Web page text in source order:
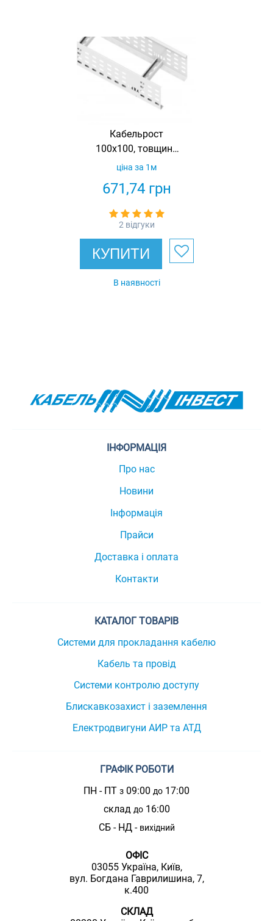
Кабельрост
100х100, товщина
1.5 мм,
Ardic
671,74грн
ціна за 1м
2 відгуки
КУПИТИ
В наявності
ІНФОРМАЦІЯ
Про нас
Новини
Інформація
Прайси
Доставка і оплата
Контакти
КАТАЛОГ ТОВАРІВ
Системи для прокладання кабелю
Кабель та провід
Системи контролю доступу
Блискавкозахист і заземлення
Електродвигуни АИР та АТД
ГРАФІК РОБОТИ
ПН - ПТ з 09:00 до 17:00
склад до16:00
СБ - НД - вихідний
ОФІС
03055 Україна, Київ,
вул. Богдана Гаврилишина, 7,
к.400
СКЛАД